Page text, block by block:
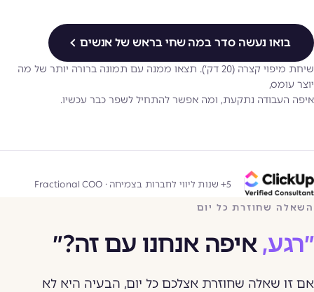
בואו נעשה סדר במה שחי בראש של אנשים
שיחת מיפוי קצרה (20 דק׳). תצאו ממנה עם תמונה ברורה יותר של מה
יוצר עומס,
איפה העבודה נתקעת, ומה אפשר להתחיל לשפר כבר עכשיו.
5+ שנות ליווי לחברות בצמיחה · Fractional COO
השאלה שחוזרת כל יום
״רגע,איפה אנחנו עם זה?״
אם זו שאלה שחוזרת אצלכם כל יום, הבעיה היא לא